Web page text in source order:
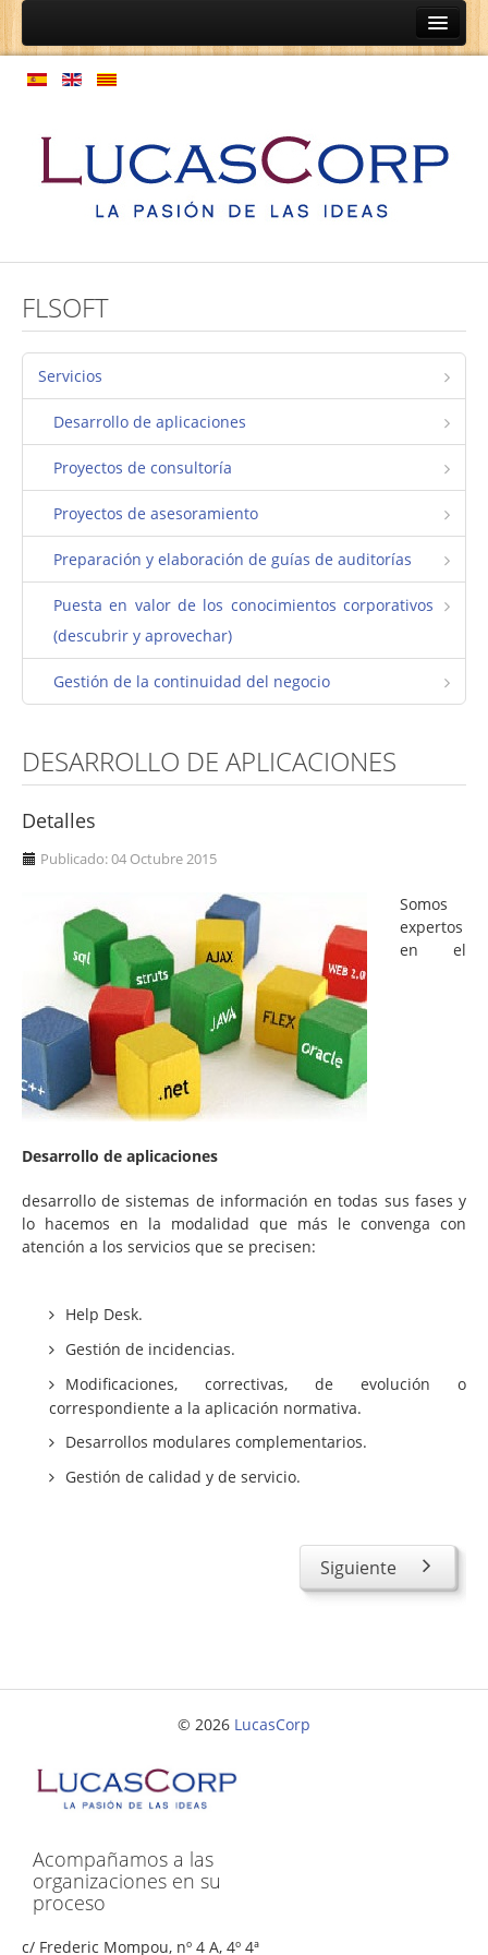
Inicio
Programas de coaching
Programas de orientación profesional
Empresas
Estructura laboral
Normativas
Mapa de procesos
Plan estratégico
Estrategias de operación y mantenimiento
Comunidades de práctica. Excelencia en la
formación
Responsabilidad social corporativa
Equilibrio personal
Identificación de potenciales de desarrollo
Análisis organizacional. Modelo de excelencia
Desarrollo, integración y convergencia de
empresas
FLSoft
Consultoría
Consultoría estratégica en tecnologías de la
información
Ingeniería y transformación de sus procesos
Proyectos de eficiencia TI
Cumplimiento regulatorio en materia de
Gestión de la seguridad de la información
Tecnología
Arquitectura TI empresarial
Gestión TI
Seguridad y riesgos
(descubrir y aprovechar)
Gestión de la continuidad del negocio
Quiénes somos
Contacta con nosotros
FLSOFT
Servicios
Desarrollo de aplicaciones
Proyectos de consultoría
Proyectos de asesoramiento
Preparación y elaboración de guías de auditorías
Puesta en valor de los conocimientos corporativos
(descubrir y aprovechar)
Gestión de la continuidad del negocio
DESARROLLO DE APLICACIONES
Detalles
Publicado: 04 Octubre 2015
Desarrollo de aplicaciones
Somos
expertos
en el
desarrollo de sistemas de información en todas sus fases y
lo hacemos en la modalidad que más le convenga con
atención a los servicios que se precisen:
Help Desk.
Gestión de incidencias.
Modificaciones, correctivas, de evolución o
correspondiente a la aplicación normativa.
Desarrollos modulares complementarios.
Gestión de calidad y de servicio.
Siguiente
© 2026 LucasCorp
Acompañamos a las
organizaciones en su
proceso
c/ Frederic Mompou, nº 4 A, 4º 4ª